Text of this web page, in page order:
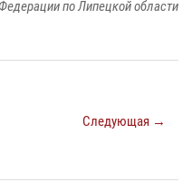
по Липецкой области
Следующая →